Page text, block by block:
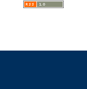
MYSCO
RASTRO URBANO